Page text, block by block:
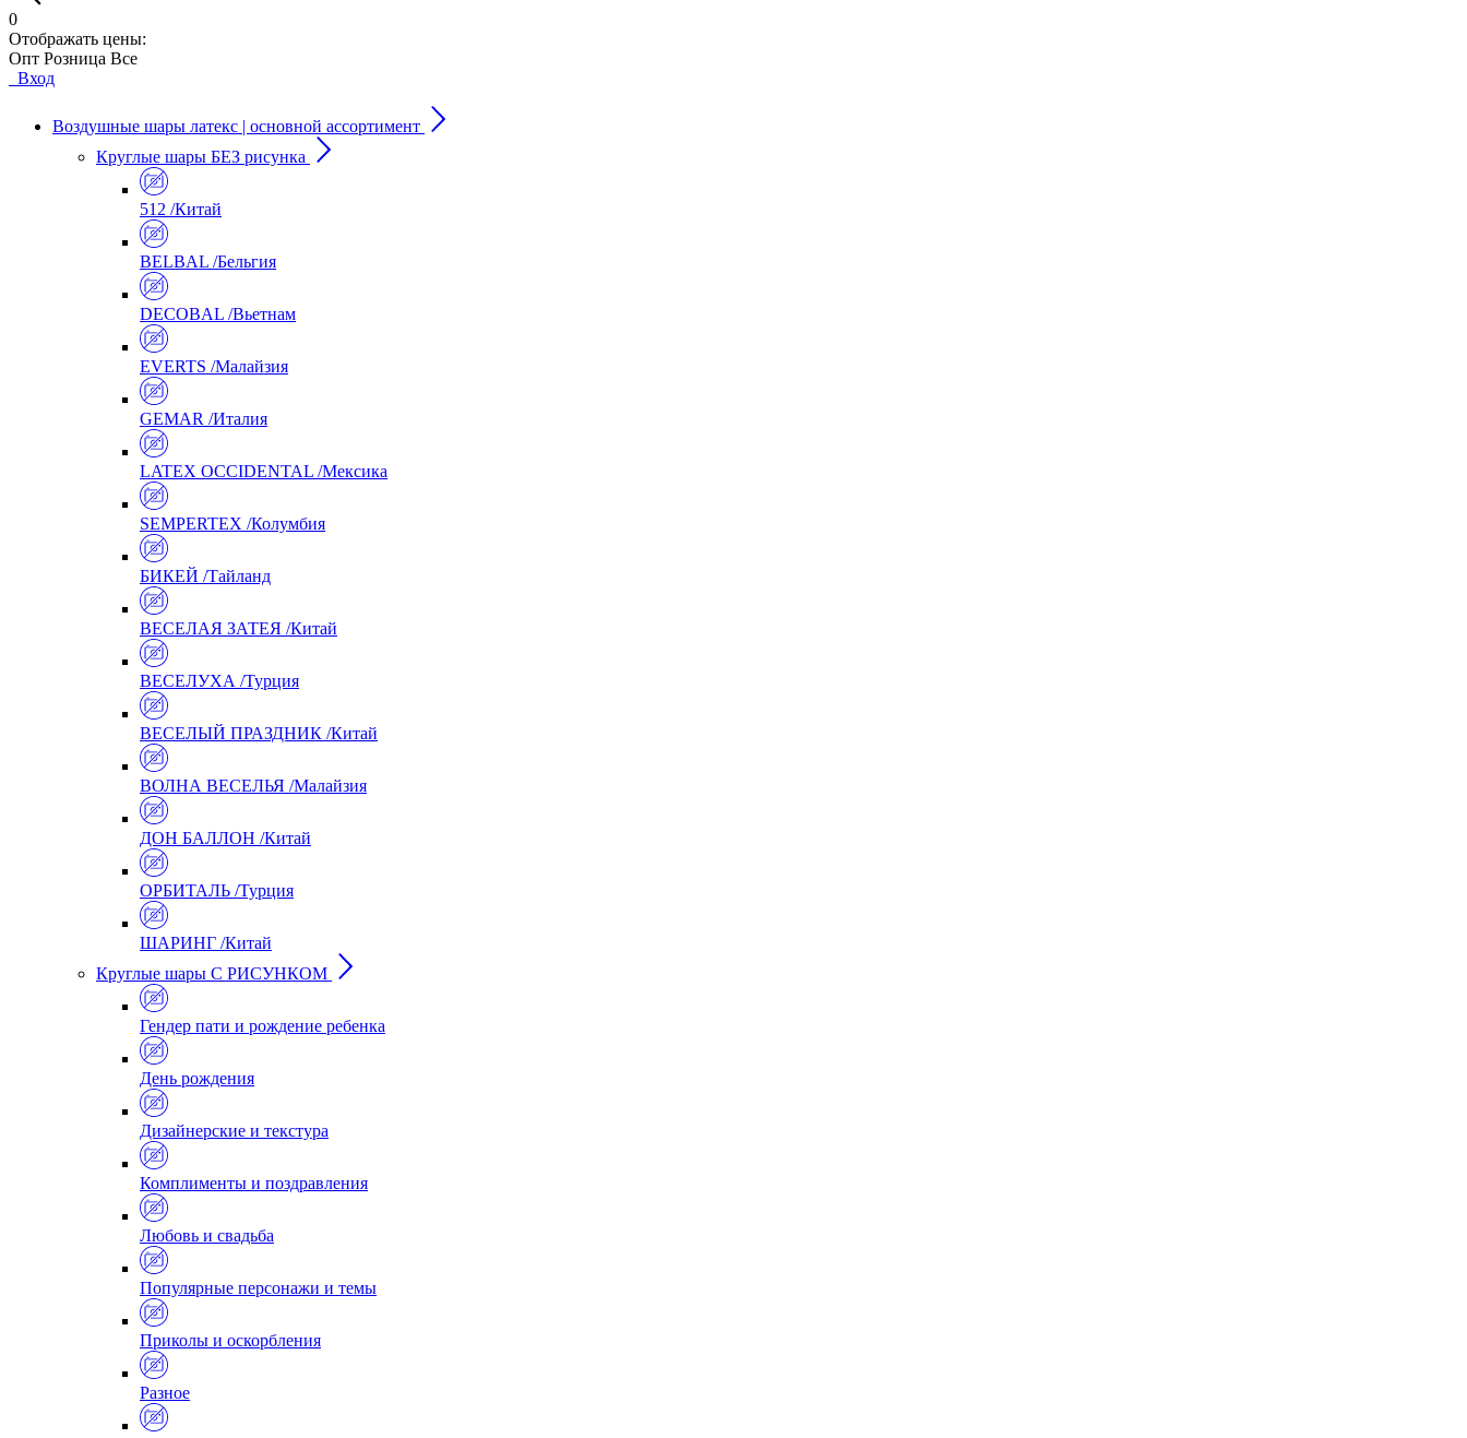
0
Отображать цены:
Опт Розница Все
Вход
Воздушные шары латекс | основной ассортимент
Круглые шары БЕЗ рисунка
512 /Китай
BELBAL /Бельгия
DECOBAL /Вьетнам
EVERTS /Малайзия
GEMAR /Италия
LATEX OCCIDENTAL /Мексика
SEMPERTEX /Колумбия
БИКЕЙ /Тайланд
ВЕСЕЛАЯ ЗАТЕЯ /Китай
ВЕСЕЛУХА /Турция
ВЕСЕЛЫЙ ПРАЗДНИК /Китай
ВОЛНА ВЕСЕЛЬЯ /Малайзия
ДОН БАЛЛОН /Китай
ОРБИТАЛЬ /Турция
ШАРИНГ /Китай
Круглые шары С РИСУНКОМ
Гендер пати и рождение ребенка
День рождения
Дизайнерские и текстура
Комплименты и поздравления
Любовь и свадьба
Популярные персонажи и темы
Приколы и оскорбления
Разное